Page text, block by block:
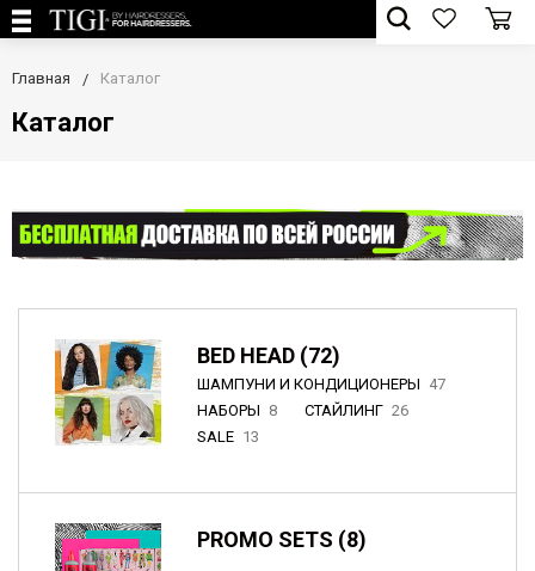
Главная Каталог
Каталог
BED HEAD (72)
ШАМПУНИ И КОНДИЦИОНЕРЫ 47
НАБОРЫ 8 СТАЙЛИНГ 26
SALE 13
PROMO SETS (8)